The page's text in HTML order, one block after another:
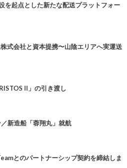
起点とした新たな配送プラットフォー
式会社と資本提携〜山陰エリアへ実運送
II」の引き渡し
新造船「蓉翔丸」就航
とのパートナーシップ契約を締結しま